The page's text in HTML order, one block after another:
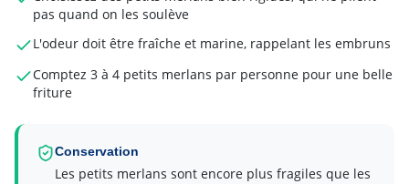
pas quand on les soulève
L'odeur doit être fraîche et marine, rappelant les embruns
Comptez 3 à 4 petits merlans par personne pour une belle
friture
Conservation
Les petits merlans sont encore plus fragiles que les